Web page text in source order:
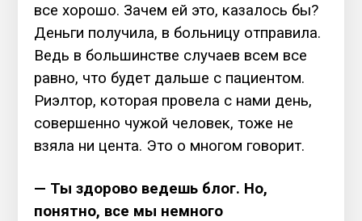
все хорошо. Зачем ей это, казалось бы?
Деньги получила, в больницу отправила.
Ведь в большинстве случаев всем все
равно, что будет дальше с пациентом.
Риэлтор, которая провела с нами день,
совершенно чужой человек, тоже не
взяла ни цента. Это о многом говорит.
— Ты здорово ведешь блог. Но,
понятно, все мы немного